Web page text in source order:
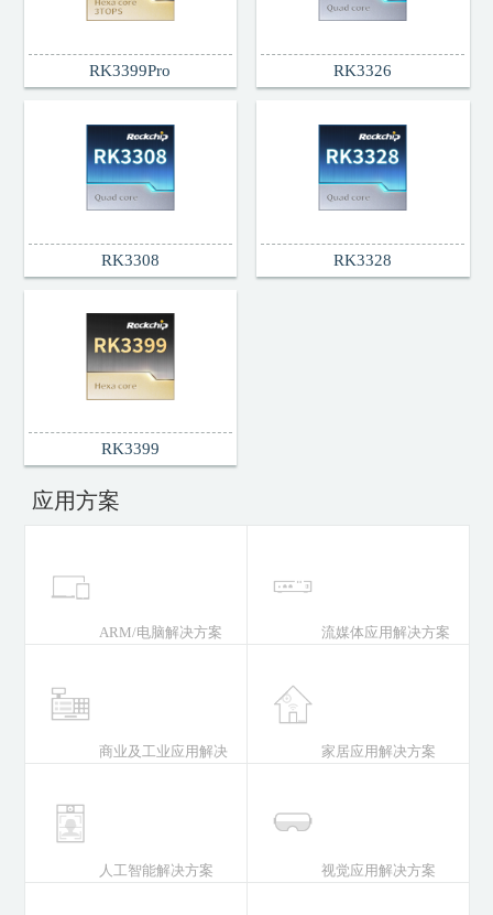
RK3399Pro RK3326
RK3308 RK3328
RK3399
应用方案
ARM/电脑解决方案 流媒体应用解决方案
商业及工业应用解决 家居应用解决方案
人工智能解决方案 视觉应用解决方案